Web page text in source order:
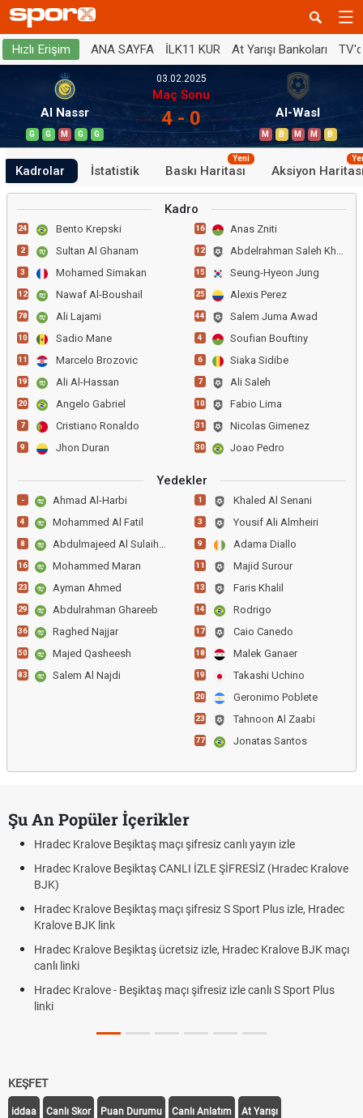
Hızlı Erişim ANA SAYFA İLK11 KUR At Yarışı Bankoları
Al Nassr
G G M G G
03.02.2025
Maç Sonu
4 - 0 Al-Wasl
M B M M B
Kadrolar İstatistik Baskı Haritası
Yeni
Aksiyon
Kadro
24 Bento Krepski
2 Sultan Al Ghanam
3 Mohamed Simakan
12 Nawaf Al-Boushail
78 Ali Lajami
10 Sadio Mane
11 Marcelo Brozovic
19 Ali Al-Hassan
20 Angelo Gabriel
7 Cristiano Ronaldo
9 Jhon Duran
16 Anas Zniti
12 Abdelrahman Saleh Khamis
15 Seung-Hyeon Jung
25 Alexis Perez
44 Salem Juma Awad
4 Soufian Bouftiny
6 Siaka Sidibe
7 Ali Saleh
10 Fabio Lima
31 Nicolas Gimenez
30 Joao Pedro
Yedekler
- Ahmad Al-Harbi
4 Mohammed Al Fatil
8 Abdulmajeed Al Sulaiheem
16 Mohammed Maran
23 Ayman Ahmed
29 Abdulrahman Ghareeb
36 Raghed Najjar
50 Majed Qasheesh
83 Salem Al Najdi
1 Khaled Al Senani
3 Yousif Ali Almheiri
9 Adama Diallo
11 Majid Surour
13 Faris Khalil
14 Rodrigo
17 Caio Canedo
18 Malek Ganaer
19 Takashi Uchino
20 Geronimo Poblete
23 Tahnoon Al Zaabi
77 Jonatas Santos
Şu An Popüler İçerikler
Hradec Kralove Beşiktaş maçı şifresiz canlı yayın izle
Hradec Kralove Beşiktaş CANLI İZLE ŞİFRESİZ (Hradec Kralove
BJK)
Hradec Kralove Beşiktaş maçı şifresiz S Sport Plus izle, Hradec
Kralove BJK link
Hradec Kralove Beşiktaş ücretsiz izle, Hradec Kralove BJK maçı
canlı linki
Hradec Kralove - Beşiktaş maçı şifresiz izle canlı S Sport Plus
linki
KEŞFET
iddaa Canlı Skor Puan Durumu Canlı Anlatım At Yarışı